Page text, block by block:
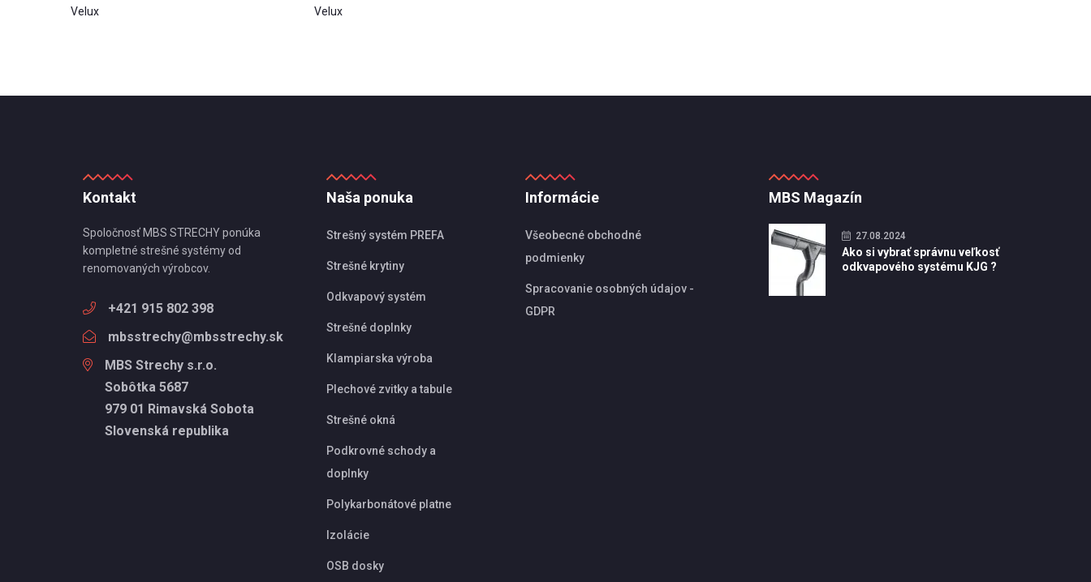
Velux
Velux
Kontakt
Spoločnosť MBS STRECHY ponúka
kompletné strešné systémy od
renomovaných výrobcov.
+421 915 802 398
mbsstrechy@mbsstrechy.sk
MBS Strechy s.r.o.
Sobôtka 5687
979 01 Rimavská Sobota
Slovenská republika
Naša ponuka
Strešný systém PREFA
Strešné krytiny
Odkvapový systém
Strešné doplnky
Klampiarska výroba
Plechové zvitky a tabule
Strešné okná
Podkrovné schody a
doplnky
Polykarbonátové platne
Izolácie
OSB dosky
Informácie
Všeobecné obchodné
podmienky
Spracovanie osobných údajov -
GDPR
MBS Magazín
27.08.2024
Ako si vybrať správnu veľkosť
odkvapového systému KJG ?